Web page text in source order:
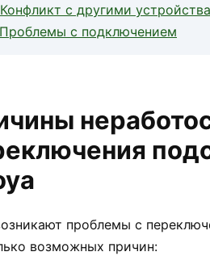
Конфликт с другими
Проблемы с подключением
проблемы с
возможных причин: